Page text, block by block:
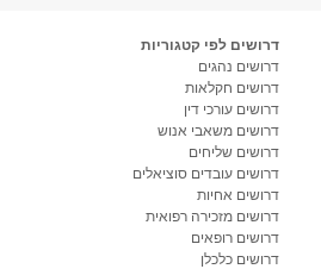
דרושים לפי קטגוריות
דרושים נהגים
דרושים חקלאות
דרושים עורכי דין
דרושים משאבי אנוש
דרושים שליחים
דרושים עובדים סוציאלים
דרושים אחיות
דרושים מזכירה רפואית
דרושים רופאים
דרושים כלכלן